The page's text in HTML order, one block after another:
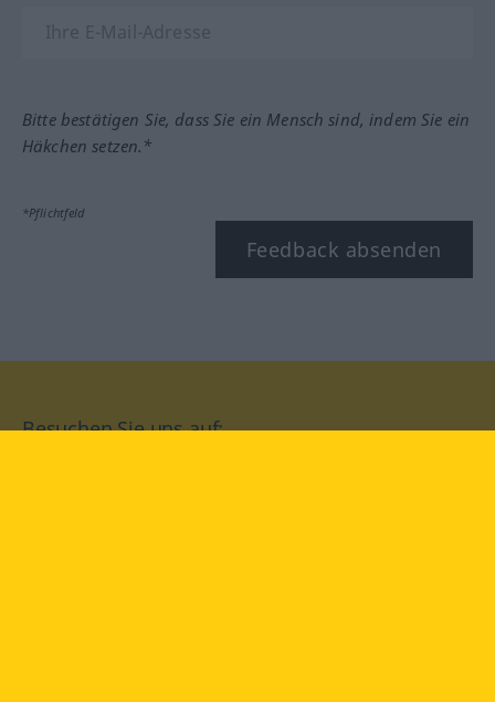
Bitte bestätigen Sie, dass Sie ein Mensch sind, indem Sie ein
Häkchen setzen.*
*Pflichtfeld
Feedback absenden
Besuchen Sie uns auf: